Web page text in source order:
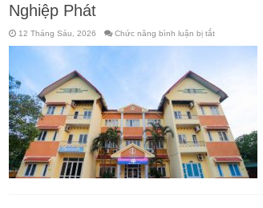
Nghiệp Phát
12 Tháng Sáu, 2026 Chức năng bình luận bị tắtở
điểm
tổ
chức
đánh
giá
luận
án
NCS
Sui
Nghiệp